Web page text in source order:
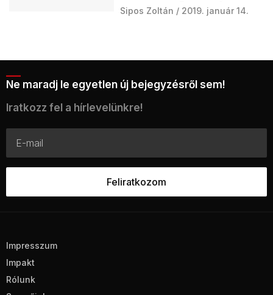
Sipos Zoltán 2019. január 14.
Ne maradj le egyetlen új bejegyzésről sem!
Iratkozz fel a hírlevelünkre!
Impresszum
Impakt
Rólunk